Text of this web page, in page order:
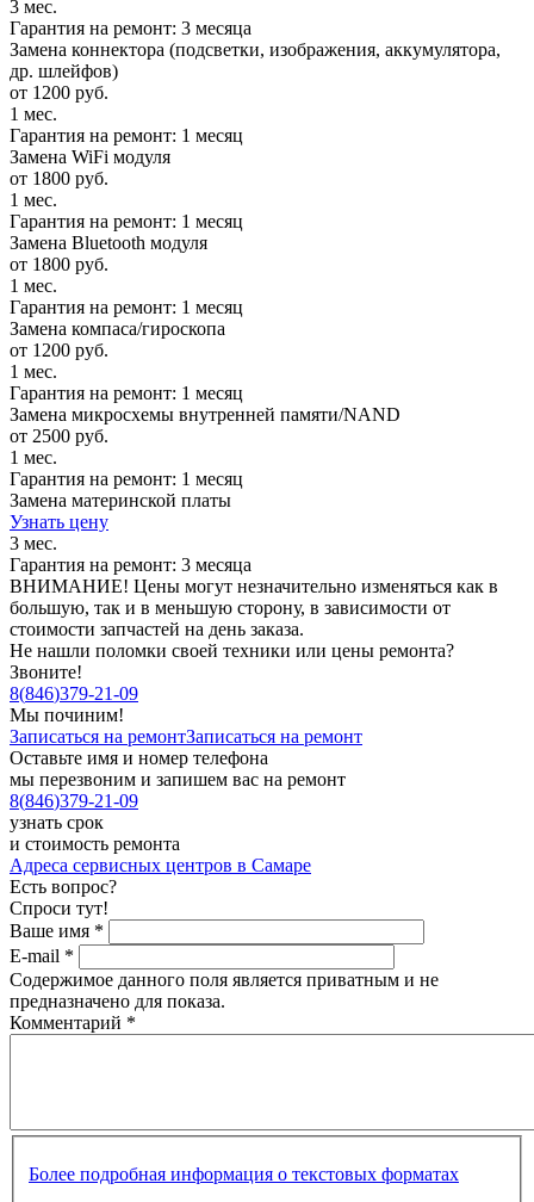
3 мес.
Гарантия на ремонт: 3 месяца
Замена коннектора (подсветки, изображения, аккумулятора,
др. шлейфов)
от 1200 руб.
1 мес.
Гарантия на ремонт: 1 месяц
Замена WiFi модуля
от 1800 руб.
1 мес.
Гарантия на ремонт: 1 месяц
Замена Bluetooth модуля
от 1800 руб.
1 мес.
Гарантия на ремонт: 1 месяц
Замена компаса/гироскопа
от 1200 руб.
1 мес.
Гарантия на ремонт: 1 месяц
Замена микросхемы внутренней памяти/NAND
от 2500 руб.
1 мес.
Гарантия на ремонт: 1 месяц
Замена материнской платы
Узнать цену
3 мес.
Гарантия на ремонт: 3 месяца
ВНИМАНИЕ! Цены могут незначительно изменяться как в
большую, так и в меньшую сторону, в зависимости от
стоимости запчастей на день заказа.
Не нашли поломки своей техники или цены ремонта?
Звоните!
8(846)379-21-09
Мы починим!
Записаться на ремонтЗаписаться на ремонт
Оставьте имя и номер телефона
мы перезвоним и запишем вас на ремонт
8(846)379-21-09
узнать срок
и стоимость ремонта
Адреса сервисных центров в Самаре
Есть вопрос?
Спроси тут!
Ваше имя *
E-mail *
Содержимое данного поля является приватным и не
предназначено для показа.
Комментарий *
Более подробная информация о текстовых форматах